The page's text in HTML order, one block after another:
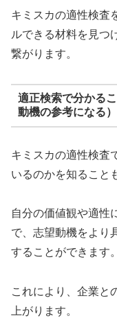
キミスカの適性検査
ルできる材料を見つ
繋がります。
適正検索で分かる
動機の参考になる）
キミスカの適性検査
いるのかを知ること
自分の価値観や適性
で、志望動機をより
することができます。
これにより、企業と
上がります。